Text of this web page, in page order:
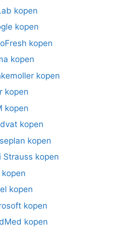
kopen
kopen
kopen
kopen
kopen
kopen
kopen
kopen
kopen
Strauss kopen
kopen
kopen
kopen